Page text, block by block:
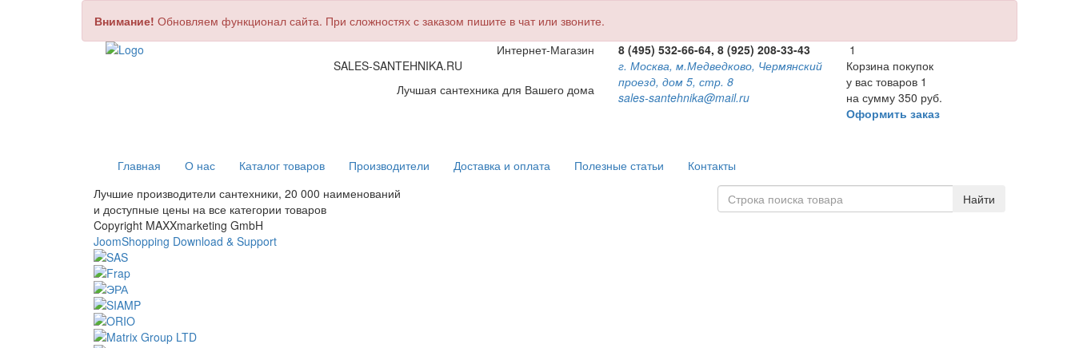
Внимание! Обновляем функционал сайта. При сложностях с заказом пишите в чат или звоните.
Интернет-Магазин
SALES-SANTEHNIKA.RU
Лучшая сантехника для Вашего дома
8 (495) 532-66-64, 8 (925) 208-33-43
г. Москва, м.Медведково, Чермянский
проезд, дом 5, стр. 8
sales-santehnika@mail.ru
1
Корзина покупок
у вас товаров 1
на сумму350 руб.
Оформить заказ
Главная О нас Каталог товаров Производители Доставка и оплата Полезные статьи
Контакты
Лучшие производители сантехники, 20 000 наименований
и доступные цены на все категории товаров
Copyright MAXXmarketing GmbH
JoomShopping Download & Support